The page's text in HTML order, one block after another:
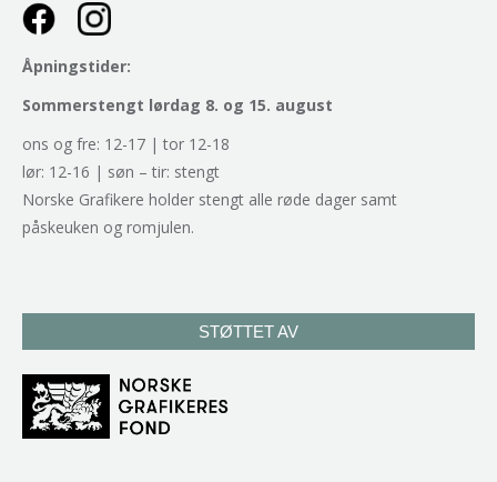
Åpningstider:
Sommerstengt lørdag 8. og 15. august
ons og fre: 12-17 | tor 12-18
lør: 12-16 | søn – tir: stengt
Norske Grafikere holder stengt alle røde dager samt
påskeuken og romjulen.
STØTTET AV